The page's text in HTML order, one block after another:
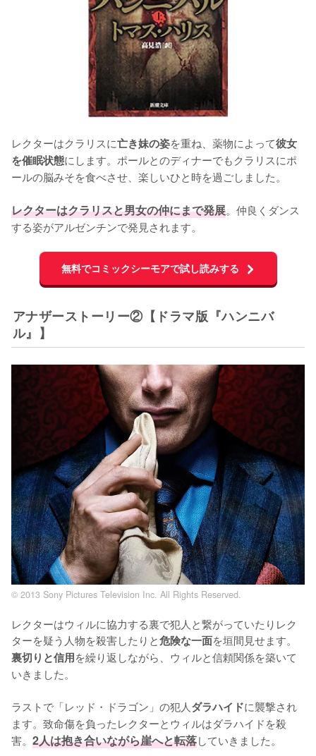
レクターはクラリスに亡き妹の姿を重ね、薬物によって彼女
を催眠状態にします。ポールとのディナーでもクラリスにポ
ールの脳みそを食べさせ、楽しいひと時を過ごしました。
レクターはクラリスと男女の仲にまで発展。仲良くダンス
する姿がアルゼンチンで発見されます。
無料でコミックシーモアで試し読みする
アナザーストーリー②【ドラマ版『ハンニバ
ル』】
© 2013 Sony Pictures Television Inc. All Rights Reserved.
レクターはウィルに協力する裏で犯人と繋がっていたりレク
ターを疑う人物を殺害したりと危険な一面を垣間見せます。
裏切りと信用を繰り返しながら、ウィルと信頼関係を築いて
いきました。
ラストで「レッド・ドラゴン」の犯人ダラハイドに襲撃され
ます。致命傷を負ったレクターとウィルはダラハイドを殺
害。 2人は抱き合いながら崖へと転落していきました。